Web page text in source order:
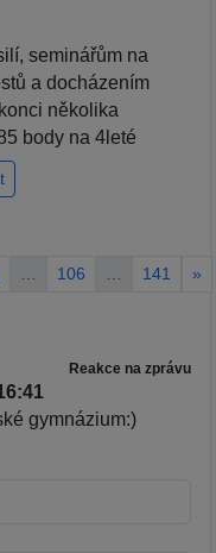
seminářům na
a docházením
několika
body na 4leté
106 141 »
Reakce na zprávu
gymnázium:)